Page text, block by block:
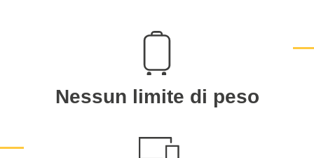
Nessun limite di peso